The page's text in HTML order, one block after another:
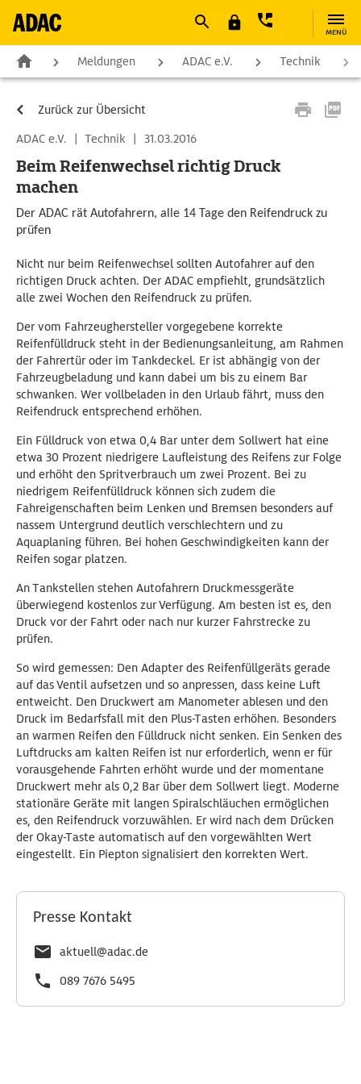
MENÜ
Meldungen ADAC e.V. Technik
Zurück zur Übersicht
ADAC e.V.
| Technik | 31.03.2016
Beim Reifenwechsel richtig Druck
machen
Der ADAC rät Autofahrern, alle 14 Tage den Reifendruck zu
prüfen
Nicht nur beim Reifenwechsel sollten Autofahrer auf den
richtigen Druck achten. Der ADAC empfiehlt, grundsätzlich
alle zwei Wochen den Reifendruck zu prüfen.
Der vom Fahrzeughersteller vorgegebene korrekte
Reifenfülldruck steht in der Bedienungsanleitung, am Rahmen
der Fahrertür oder im Tankdeckel. Er ist abhängig von der
Fahrzeugbeladung und kann dabei um bis zu einem Bar
schwanken. Wer vollbeladen in den Urlaub fährt, muss den
Reifendruck entsprechend erhöhen.
Ein Fülldruck von etwa 0,4 Bar unter dem Sollwert hat eine
etwa 30 Prozent niedrigere Laufleistung des Reifens zur Folge
und erhöht den Spritverbrauch um zwei Prozent. Bei zu
niedrigem Reifenfülldruck können sich zudem die
Fahreigenschaften beim Lenken und Bremsen besonders auf
nassem Untergrund deutlich verschlechtern und zu
Aquaplaning führen. Bei hohen Geschwindigkeiten kann der
Reifen sogar platzen.
An Tankstellen stehen Autofahrern Druckmessgeräte
überwiegend kostenlos zur Verfügung. Am besten ist es, den
Druck vor der Fahrt oder nach nur kurzer Fahrstrecke zu
prüfen.
So wird gemessen: Den Adapter des Reifenfüllgeräts gerade
auf das Ventil aufsetzen und so anpressen, dass keine Luft
entweicht. Den Druckwert am Manometer ablesen und den
Druck im Bedarfsfall mit den Plus-Tasten erhöhen. Besonders
an warmen Reifen den Fülldruck nicht senken. Ein Senken des
Luftdrucks am kalten Reifen ist nur erforderlich, wenn er für
vorausgehende Fahrten erhöht wurde und der momentane
Druckwert mehr als 0,2 Bar über dem Sollwert liegt. Moderne
stationäre Geräte mit langen Spiralschläuchen ermöglichen
es, den Reifendruck vorzuwählen. Er wird nach dem Drücken
der Okay-Taste automatisch auf den vorgewählten Wert
eingestellt. Ein Piepton signalisiert den korrekten Wert.
Presse Kontakt
aktuell@adac.de
089 7676 5495